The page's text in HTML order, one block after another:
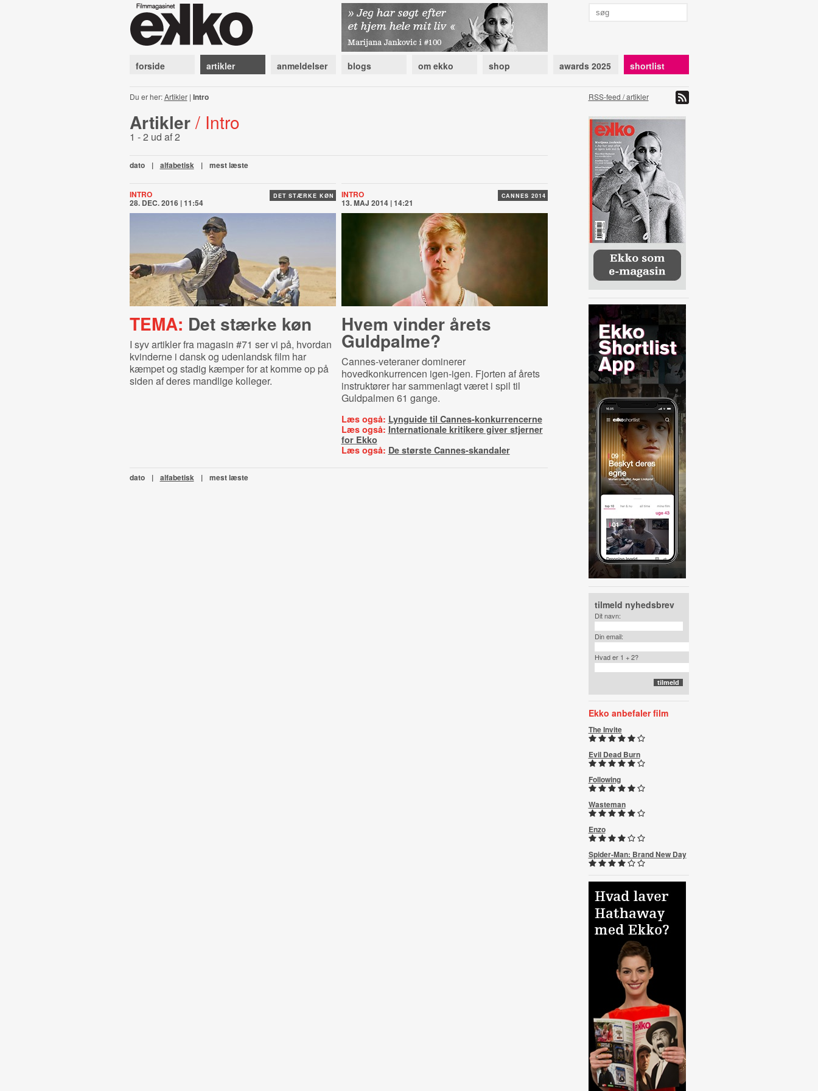
forside artikler anmeldelser blogs om ekko shop awards 2025 shortlist
Du er her:Artikler| Intro RSS-feed / artikler
Artikler / Intro
1 - 2 ud af 2
dato | alfabetisk | mest læste
DET STÆRKE KØN
INTRO
28. DEC. 2016 | 11:54
TEMA: Det stærke køn
I syv artikler fra magasin #71 ser vi på, hvordan
kvinderne i dansk og udenlandsk film har
kæmpet og stadig kæmper for at komme op på
siden af deres mandlige kolleger.
CANNES 2014
INTRO
13. MAJ 2014 | 14:21
Hvem vinder årets
Guldpalme?
Cannes-veteraner dominerer
hovedkonkurrencen igen-igen. Fjorten af årets
instruktører har sammenlagt været i spil til
Guldpalmen 61 gange.
Læs også: Lynguide til Cannes-konkurrencerne
Læs også: Internationale kritikere giver stjerner
for Ekko
Læs også: De største Cannes-skandaler
dato | alfabetisk | mest læste
tilmeld nyhedsbrev
Dit navn:
Din email:
Hvad er 1 + 2?
Ekko anbefaler film
The Invite
Evil Dead Burn
Following
Wasteman
Enzo
Spider-Man: Brand New Day